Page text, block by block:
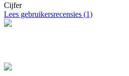
Cijfer
Lees gebruikersrecensies (1)